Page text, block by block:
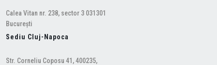
Calea Vitan nr. 238, sector 3 031301
București
Sediu Cluj-Napoca
Str. Corneliu Coposu 41, 400235,